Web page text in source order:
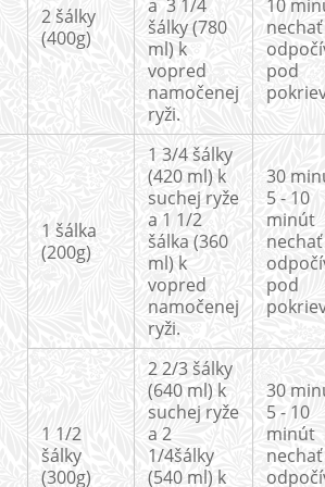
2 šálky
(400g)
a 3 1/4
šálky (780
ml) k
vopred
namočenej
ryži.
10
nechať
pod
1 šálka
(200g)
1 3/4 šálky
(420 ml) k
suchej ryže
a 1 1/2
šálka (360
ml) k
vopred
namočenej
ryži.
30
5 - 10
minút
nechať
pod
1 1/2
šálky
(300g)
2 2/3 šálky
(640 ml) k
suchej ryže
a 2
1/4šálky
(540 ml) k
30
5 - 10
minút
nechať